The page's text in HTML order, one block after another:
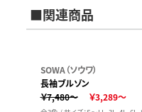
■関連商品
SOWA（ソウワ）
長袖ブルゾン
￥7,480～
￥3,289～